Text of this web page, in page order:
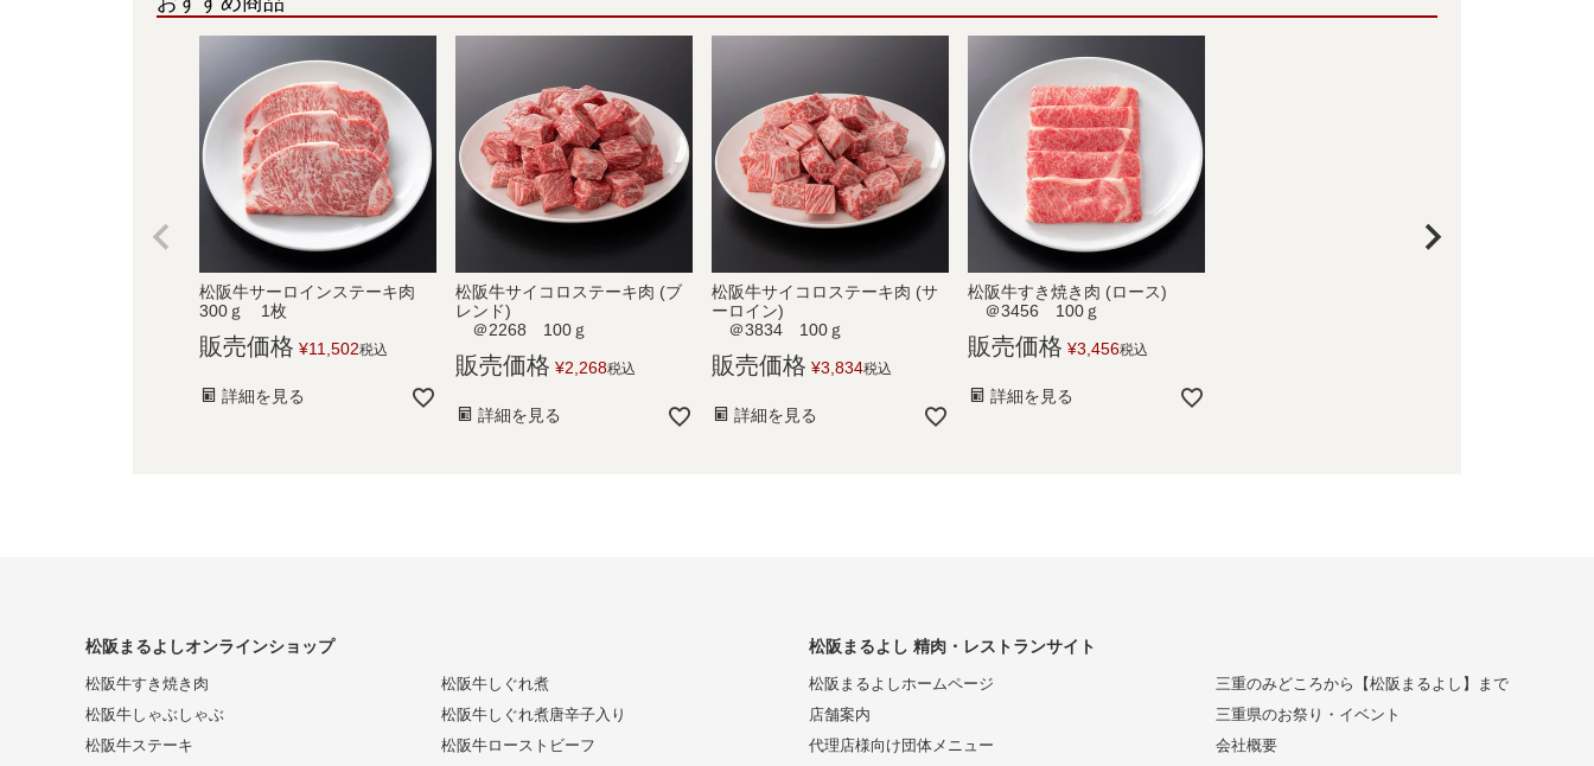
松阪牛サーロインステーキ肉
300ｇ 1枚
販売価格 ¥11,502税込
詳細を見る
松阪牛サイコロステーキ肉 (ブ
レンド)
＠2268 100ｇ
販売価格 ¥2,268税込
詳細を見る
松阪牛サイコロステーキ肉 (サ
ーロイン)
＠3834 100ｇ
販売価格 ¥3,834税込
詳細を見る
松阪牛すき焼き肉 (ロース)
＠3456 100ｇ
販売価格 ¥3,456税込
詳細を見る
松阪まるよしオンラインショップ
松阪牛すき焼き肉
松阪牛しゃぶしゃぶ
松阪牛ステーキ
松阪牛しぐれ煮
松阪牛しぐれ煮唐辛子入り
松阪牛ローストビーフ
松阪まるよし 精肉・レストランサイト
松阪まるよしホームページ
店舗案内
代理店様向け団体メニュー
三重のみどころから【松阪まるよし】まで
三重県のお祭り・イベント
会社概要